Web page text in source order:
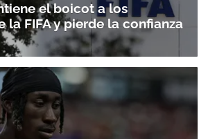
el boicot a los
la FIFA y pierde la confianza